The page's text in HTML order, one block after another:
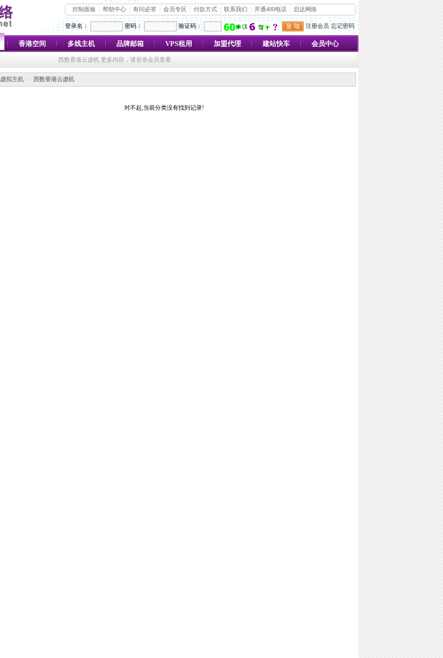
控制面板 帮助中心 有问必答 会员专区 付款方式 联系我们 开通400电话 启达网络
登录名： 密码： 验证码： 注册会员 忘记密码
香港空间 多线主机 品牌邮箱 VPS租用 加盟代理 建站快车 会员中心
西数香港云虚机 更多内容，请登录会员查看
虚拟主机 >> 西数香港云虚机
对不起,当前分类没有找到记录!